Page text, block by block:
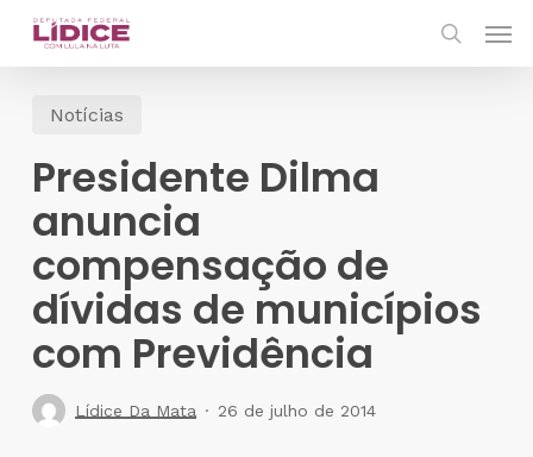
Skip
contentNotícias
Presidente Dilma
anuncia
compensação de
dívidas de municípios
com Previdência
Lídice Da Mata 26 de julho de 2014